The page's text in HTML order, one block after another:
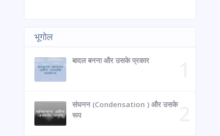
भूगोल
बादल बनना और उसके प्रकार
संघनन (Condensation ) और उसके
रूप